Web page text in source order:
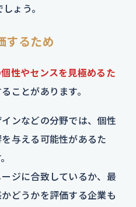
ょう。
するため
性やセンスを見極めるた
ことがあります。
ンなどの分野では、個性
与える可能性があるた
ジに合致しているか、最
どうかを評価する企業も